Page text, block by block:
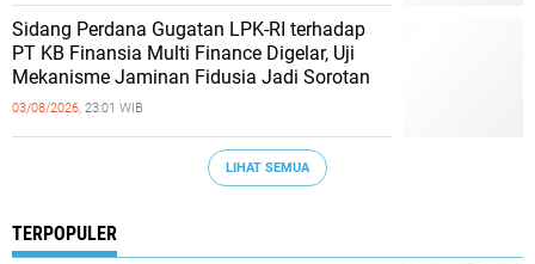
Sidang Perdana Gugatan LPK-RI terhadap
PT KB Finansia Multi Finance Digelar, Uji
Mekanisme Jaminan Fidusia Jadi Sorotan
03/08/2026, 23:01 WIB
LIHAT SEMUA
TERPOPULER